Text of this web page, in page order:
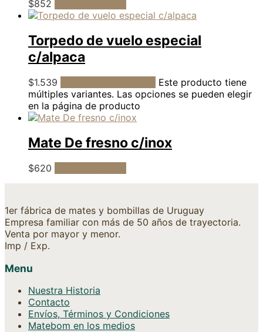
$852
Torpedo de vuelo especial
c/alpaca
$1.539
Este producto tiene
múltiples variantes. Las opciones se pueden elegir
en la página de producto
Mate De fresno c/inox
$620
1er fábrica de mates y bombillas de Uruguay
Empresa familiar con más de 50 años de trayectoria.
Venta por mayor y menor.
Imp / Exp.
Menu
Nuestra Historia
Contacto
Envíos, Términos y Condiciones
Matebom en los medios